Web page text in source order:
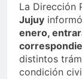
La Dirección
Jujuy
enero,
distintos
condición